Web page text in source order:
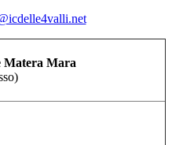
Matera Mara